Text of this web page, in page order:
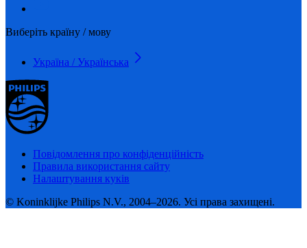
Виберіть країну / мову
Україна / Українська
Повідомлення про конфіденційність
Правила використання сайту
Налаштування куків
© Koninklijke Philips N.V., 2004–2026. Усі права захищені.